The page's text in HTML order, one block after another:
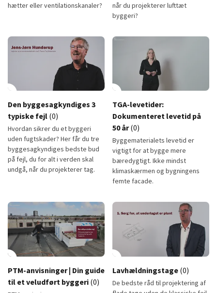
hætter eller ventilationskanaler?
når du projekterer lufttæt
byggeri?
Den byggesagkyndiges 3
typiske fejl (0)
Hvordan sikrer du et byggeri
uden fugtskader? Her får du tre
byggesagkyndiges bedste bud
på fejl, du for alt i verden skal
undgå, når du projekterer tag.
Den byggesagkyndiges 3 typiske fejl
play_circle
0:56
TGA-levetider:
Dokumenteret levetid på
50 år (0)
Byggematerialets levetid er
vigtigt for at bygge mere
bæredygtigt. Ikke mindst
klimaskærmen og bygningens
femte facade.
TGA-levetider: Dokumenteret
PTM-anvisninger | Din guide
til et veludført byggeri (0)
play_circle
2:01
Lavhældningstage (0)
De bedste råd til projektering af